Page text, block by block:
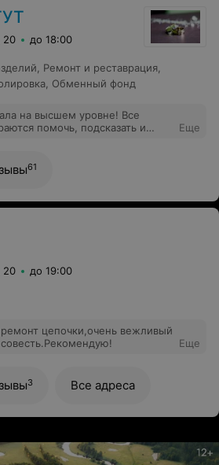
20 до 18:00
Ремонт и реставрация
Обменный фонд
на высшем уровне! Все
помочь, подсказать и
750 пробы) по качеству
мастерским. Спасибо
Екатерине
Еще
61
20 до 19:00
цепочки,очень вежливый
Еще
3 Все адреса